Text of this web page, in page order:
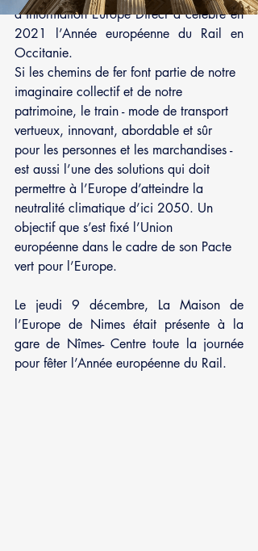
d’information Europe Direct a célébré en
2021 l’Année européenne du Rail en
Occitanie.
Si les chemins de fer font partie de notre
imaginaire collectif et de notre
patrimoine, le train - mode de transport
vertueux, innovant, abordable et sûr
pour les personnes et les marchandises -
est aussi l’une des solutions qui doit
permettre à l’Europe d’atteindre la
neutralité climatique d’ici 2050. Un
objectif que s’est fixé l’Union
européenne dans le cadre de son Pacte
vert pour l’Europe.
Le jeudi 9 décembre, La Maison de
l’Europe de Nimes était présente à la
gare de Nîmes- Centre toute la journée
pour fêter l’Année européenne du Rail.